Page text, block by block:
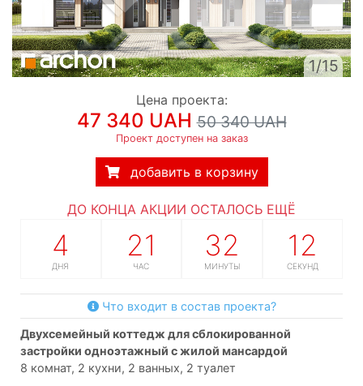
1/15
Цена проекта:
47 340 UAH50 340 UAH
Проект доступен на заказ
добавить в корзину
ДО КОНЦА АКЦИИ ОСТАЛОСЬ ЕЩЁ
4
ДНЯ
21
ЧАС
32
МИНУТЫ
11
СЕКУНД
Что входит в состав проекта?
двухсемейный коттедж для сблокированной
застройки одноэтажный с жилой мансардой
8 комнат, 2 кухни, 2 ванных, 2 туалет